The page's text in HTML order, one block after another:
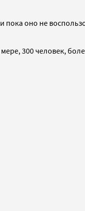
оно не
300 человек,